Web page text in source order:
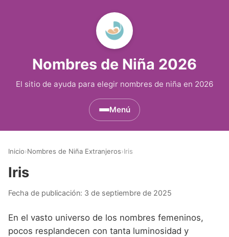
Nombres de Niña 2026
El sitio de ayuda para elegir nombres de niña en 2026
Menú
Nombres de Niña que empiezan por D
Nombres de Niña Americanos
Nombres de Niña Andaluces
Buscar
Inicio›Nombres de Niña Extranjeros›Iris
Iris
Fecha de publicación: 3 de septiembre de 2025
En el vasto universo de los nombres femeninos,
pocos resplandecen con tanta luminosidad y